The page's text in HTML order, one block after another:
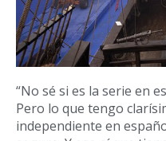
“No sé si es la serie en
Pero lo que tengo
independiente en